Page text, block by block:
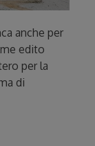
anche per
edito
per la
di